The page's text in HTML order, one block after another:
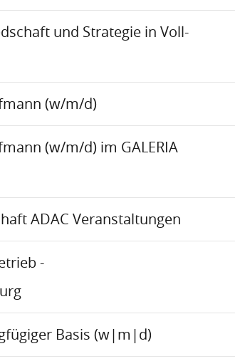
und Strategie in Voll-
(w/m/d)
(w/m/d) im GALERIA
ADAC Veranstaltungen
-
Basis (w|m|d)